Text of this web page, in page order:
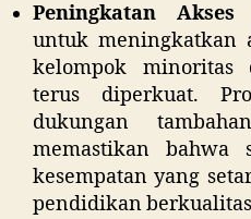
Peningkatan Akses
untuk meningkatkan
kelompok minoritas
terus diperkuat.
dukungan
memastikan bahwa
kesempatan yang
pendidikan